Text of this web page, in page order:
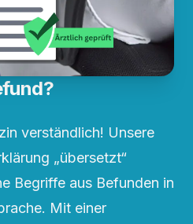
verständlich! Unsere
„übersetzt“
Begriffe aus Befunden in
Mit einer